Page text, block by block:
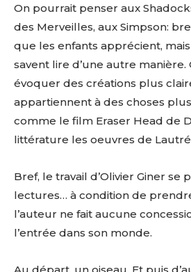
On pourrait penser aux
des Merveilles, aux Simpson:
que les enfants apprécient,
savent lire d’une autre manière.
évoquer des créations plus
appartiennent à des choses
comme le film Eraser Head de
littérature les oeuvres de
Bref, le travail d’Olivier Giner se
lectures… à condition de
l’auteur ne fait aucune
l’entrée dans son monde.